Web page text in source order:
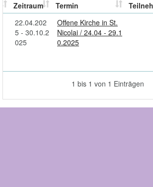
Zeitraum Termin
22.04.202
5 - 30.10.2
025
Offene Kirche in St.
Nicolai / 24.04 - 29.1
0.2025
1 bis 1 von 1 Einträgen